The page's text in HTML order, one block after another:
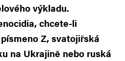
výkladu.
chcete-li
Z, svatojiřská
na Ukrajině nebo ruská